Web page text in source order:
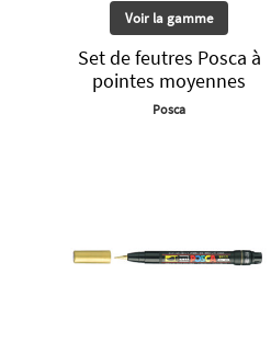
Voir la gamme
Set de feutres Posca à
pointes moyennes
Posca